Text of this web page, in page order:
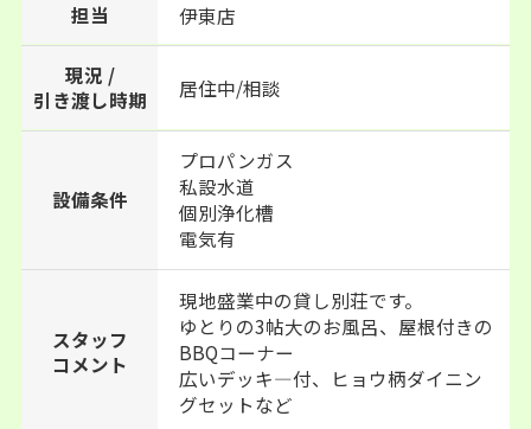
担当 伊東店
現況 /
引き渡し時期
居住中/相談
設備条件
プロパンガス
私設水道
個別浄化槽
電気有
スタッフ
コメント
現地盛業中の貸し別荘です。
ゆとりの3帖大のお風呂、屋根付きの
BBQコーナー
広いデッキ―付、ヒョウ柄ダイニン
グセットなど